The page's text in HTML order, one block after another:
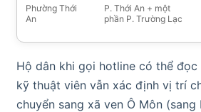
Phường Thới
An
P. Thới An + một
phần P. Trường Lạc
Hộ dân khi gọi hotline có thể
kỹ thuật viên vẫn xác định vị trí
chuyển sang xã ven Ô Môn (sang